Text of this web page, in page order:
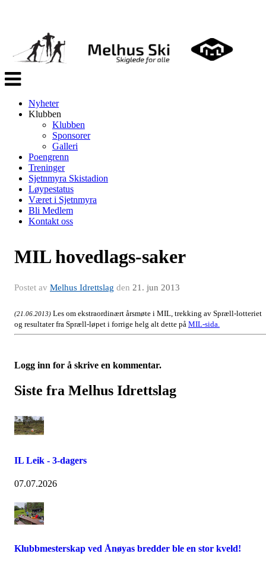
Veksle
navigasjon
Nyheter
Klubben
Klubben
Sponsorer
Galleri
Poengrenn
Treninger
Sjetnmyra Skistadion
Løypestatus
Været i Sjetnmyra
Bli Medlem
Kontakt oss
MIL hovedlags-saker
Postet av Melhus Idrettslag den 21. jun 2013
(21.06.2013) Les om ekstraordinært årsmøte i MIL, trekking av Spræll-lotteriet
og resultater fra Spræll-løpet i forrige helg alt dette på MIL-sida.
Logg inn for å skrive en kommentar.
Siste fra Melhus Idrettslag
IL Leik - 3-dagers
07.07.2026
Klubbmesterskap ved Ånøyas bredder ble en stor kveld!